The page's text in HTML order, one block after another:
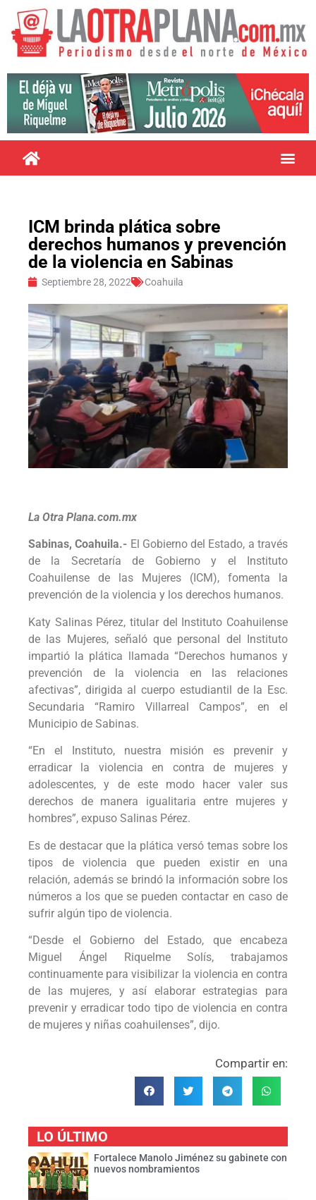
ICM brinda plática sobre
derechos humanos y prevención
de la violencia en Sabinas
Septiembre 28, 2022 Coahuila
La Otra Plana.com.mx
Sabinas, Coahuila.- El Gobierno del Estado, a través
de la Secretaría de Gobierno y el Instituto
Coahuilense de las Mujeres (ICM), fomenta la
prevención de la violencia y los derechos humanos.
Katy Salinas Pérez, titular del Instituto Coahuilense
de las Mujeres, señaló que personal del Instituto
impartió la plática llamada “Derechos humanos y
prevención de la violencia en las relaciones
afectivas”, dirigida al cuerpo estudiantil de la Esc.
Secundaria “Ramiro Villarreal Campos”, en el
Municipio de Sabinas.
“En el Instituto, nuestra misión es prevenir y
erradicar la violencia en contra de mujeres y
adolescentes, y de este modo hacer valer sus
derechos de manera igualitaria entre mujeres y
hombres”, expuso Salinas Pérez.
Es de destacar que la plática versó temas sobre los
tipos de violencia que pueden existir en una
relación, además se brindó la información sobre los
números a los que se pueden contactar en caso de
sufrir algún tipo de violencia.
“Desde el Gobierno del Estado, que encabeza
Miguel Ángel Riquelme Solís, trabajamos
continuamente para visibilizar la violencia en contra
de las mujeres, y así elaborar estrategias para
prevenir y erradicar todo tipo de violencia en contra
de mujeres y niñas coahuilenses”, dijo.
Compartir en:
LO ÚLTIMO
Fortalece Manolo Jiménez su gabinete con
nuevos nombramientos